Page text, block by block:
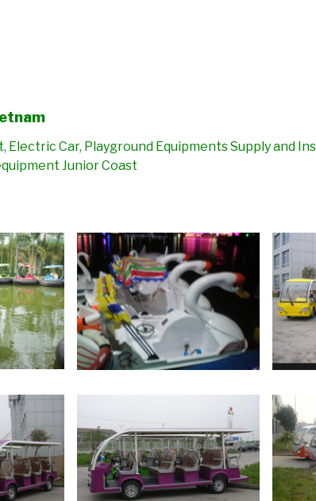
Electric Car, Playground Equipments Supply and
Junior Coast